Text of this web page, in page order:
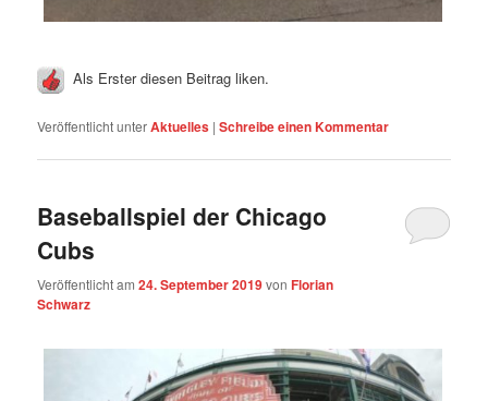
Als Erster diesen Beitrag liken.
Veröffentlicht unterAktuelles |Schreibe einen Kommentar
Baseballspiel der Chicago
Cubs
Veröffentlicht am24. September 2019vonFlorian
Schwarz